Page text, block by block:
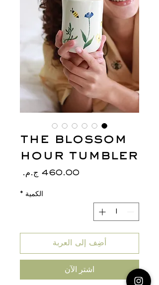
the blossom
hour tumbler
الكمية *
أضِف إلى العربة
اشترِ الآن